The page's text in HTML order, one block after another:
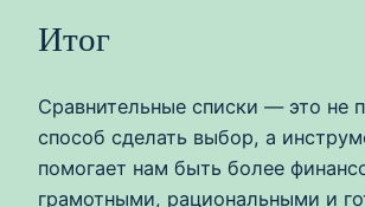
Итог
Сравнительные списки — это не
способ сделать выбор, а
помогает нам быть более
грамотными, рациональными и